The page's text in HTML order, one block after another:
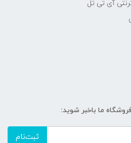
آی تی تل
ما باخبر شوید:
ثبت‌نام